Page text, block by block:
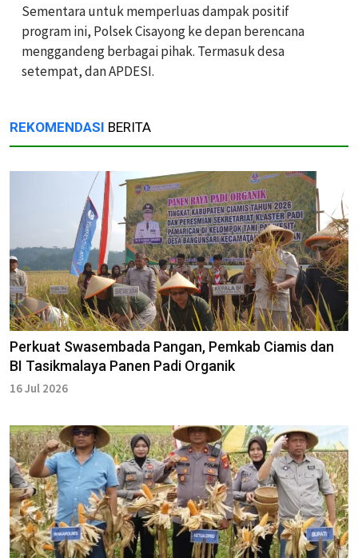
Sementara untuk memperluas dampak positif
program ini, Polsek Cisayong ke depan berencana
menggandeng berbagai pihak. Termasuk desa
setempat, dan APDESI.
REKOMENDASI BERITA
Perkuat Swasembada Pangan, Pemkab Ciamis dan
BI Tasikmalaya Panen Padi Organik
16 Jul 2026